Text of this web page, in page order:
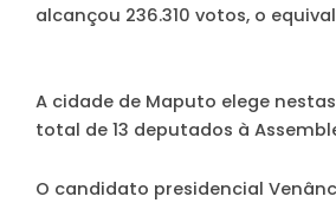
alcançou 236.310 votos, o
A cidade de Maputo elege
total de 13 deputados à
O candidato presidencial